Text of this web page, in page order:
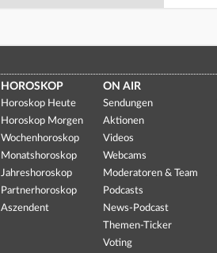
HOROSKOP
Horoskop Heute
Horoskop Morgen
Wochenhoroskop
Monatshoroskop
Jahreshoroskop
Partnerhoroskop
Aszendent
ON AIR
Sendungen
Aktionen
Videos
Webcams
Moderatoren & Team
Podcasts
News-Podcast
Themen-Ticker
Voting